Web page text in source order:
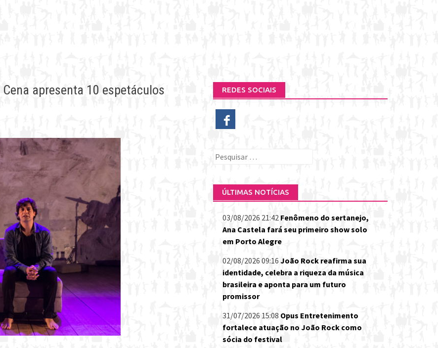
apresenta 10 espetáculos
REDES SOCIAIS
Pesquisar
ÚLTIMAS NOTÍCIAS
03/08/2026 21:42 Fenômeno do sertanejo,
Ana Castela fará seu primeiro show solo
em Porto Alegre
02/08/2026 09:16 João Rock reafirma sua
identidade, celebra a riqueza da música
brasileira e aponta para um futuro
promissor
31/07/2026 15:08 Opus Entretenimento
fortalece atuação no João Rock como
sócia do festival